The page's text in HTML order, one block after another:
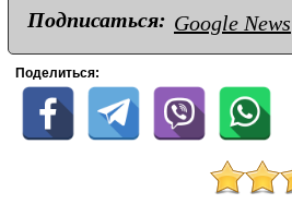
Подписаться: Google News
Поделиться: